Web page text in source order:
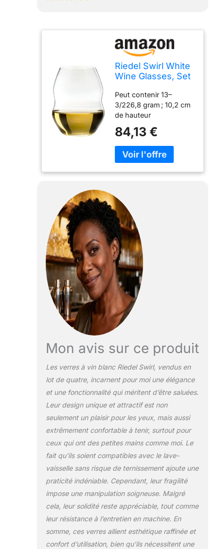
Riedel Swirl White
Wine Glasses, Set
Peut contenir 13–
3/226,8 gram ; 10,2 cm
de hauteur
84,13 €
Mon avis sur ce produit
Les verres à vin blanc Riedel Swirl, vendus en
lot de quatre, incarnent pour moi une élégance
et une fonctionnalité qui méritent d’être saluées.
Leur design unique et attractif est non
seulement un plaisir pour les yeux, mais aussi
extrêmement confortable à tenir, surtout pour
ceux qui ont des petites mains comme moi. Le
fait qu’ils soient compatibles avec le lave-
vaisselle sans risque de ternissement ajoute une
praticité indéniable. Cependant, leur fragilité
impose une manipulation soigneuse. Malgré
cela, leur solidité reste appréciable, tout comme
leur résistance à l’entretien en machine. En
somme, ces verres allient esthétique raffinée et
confort d’utilisation, bien qu’ils nécessitent une